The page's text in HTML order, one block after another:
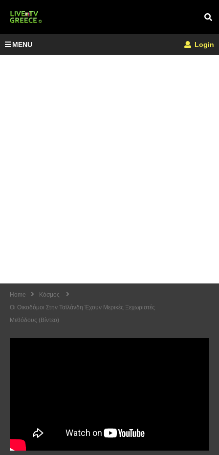
MENU Login
Home
Κόσμος
Οι Οικοδόμοι Στην Ταϊλάνδη Έχουν Μερικές Ξεχωριστές
Μεθόδους (Βίντεο)